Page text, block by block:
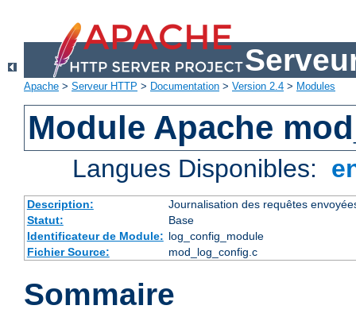
Apache > Serveur HTTP > Documentation > Version 2.4 > Modules
Module Apache
Langues Disponibles:
Description:
Journalisation des requêtes
Statut:
Base
Identificateur de Module: log_config_module
Fichier Source:
mod_log_config.c
Sommaire